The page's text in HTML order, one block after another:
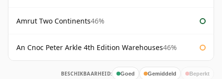
Amrut Two Continents46%
An Cnoc Peter Arkle 4th Edition Warehouses46%
BESCHIKBAARHEID: Goed Gemiddeld Beperkt